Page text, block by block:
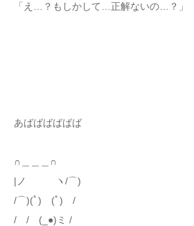
「え…？もしかして…正解ないの…？」
あばばばばばば
∩＿＿＿∩
|ノ ヽ/⌒)
/⌒)(ﾟ) (ﾟ) /
/ / (_●)ミ /